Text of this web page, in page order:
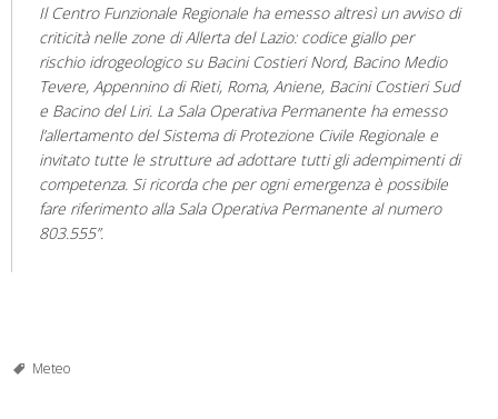
Il Centro Funzionale Regionale ha emesso altresì un avviso di
criticità nelle zone di Allerta del Lazio: codice giallo per
rischio idrogeologico su Bacini Costieri Nord, Bacino Medio
Tevere, Appennino di Rieti, Roma, Aniene, Bacini Costieri Sud
e Bacino del Liri. La Sala Operativa Permanente ha emesso
l’allertamento del Sistema di Protezione Civile Regionale e
invitato tutte le strutture ad adottare tutti gli adempimenti di
competenza. Si ricorda che per ogni emergenza è possibile
fare riferimento alla Sala Operativa Permanente al numero
803.555”.
Meteo